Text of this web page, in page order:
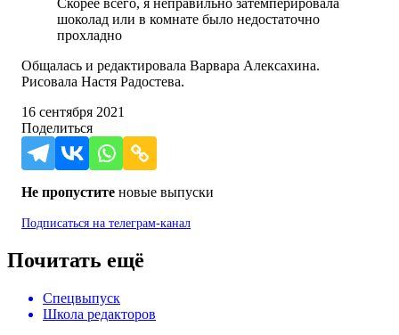
Скорее всего, я неправильно затемперировала
шоколад или в комнате было недостаточно
прохладно
Общалась и редактировала Варвара Алексахина.
Рисовала Настя Радостева.
16 сентября 2021
Поделиться
Не пропустите новые выпуски
Подписаться на телеграм-канал
Почитать ещё
Спецвыпуск
Школа редакторов